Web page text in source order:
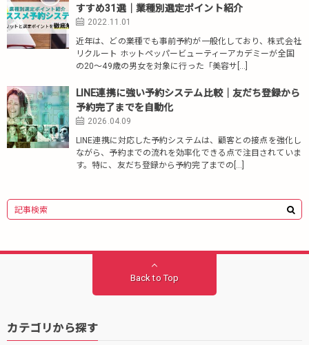
すすめ31選｜業種別選定ポイント紹介
2022.11.01
近年は、どの業種でも事前予約が一般化しており、株式会社
リクルート ホットペッパービューティーアカデミーが全国
の20～49歳の男女を対象に行った「美容サ[…]
LINE連携に強い予約システム比較｜友だち登録から
予約完了までを自動化
2026.04.09
LINE連携に対応した予約システムは、顧客との接点を強化し
ながら、予約までの流れを効率化できる点で注目されていま
す。特に、友だち登録から予約完了までの[…]
Back to Top
カテゴリから探す